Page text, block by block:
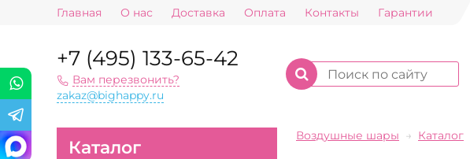
Главная О нас Доставка Оплата Контакты Гарантии
+7 (495) 133-65-42
Вам перезвонить?
zakaz@bighappy.ru
Каталог
Воздушные шары Каталог